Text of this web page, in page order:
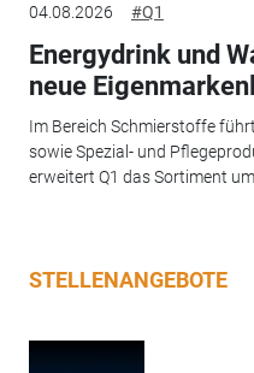
04.08.2026 #Q1
Energydrink und
neue
Im Bereich Schmierstoffe
sowie Spezial- und
erweitert Q1 das Sortiment um
STELLENANGEBOTE